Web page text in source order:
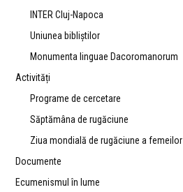
INTER Cluj-Napoca
Uniunea bibliştilor
Monumenta linguae Dacoromanorum
Activități
Programe de cercetare
Săptămâna de rugăciune
Ziua mondială de rugăciune a femeilor
Documente
Ecumenismul în lume